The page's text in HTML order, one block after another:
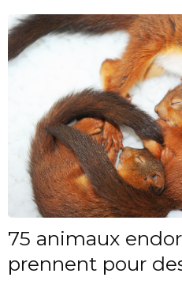
75 animaux
prennent pour